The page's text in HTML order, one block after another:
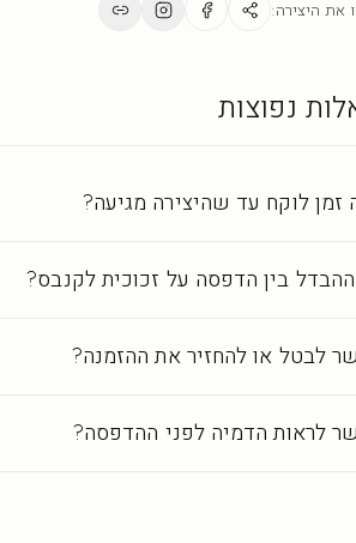
יצירה מודפסת ומעובדת בישראל ברמת גלריה
את היצירה:
נפוצות
זמן לוקח עד שהיצירה מגיעה?
בין הדפסה על זכוכית לקנבס?
לבטל או להחזיר את ההזמנה?
לראות הדמיה לפני ההדפסה?